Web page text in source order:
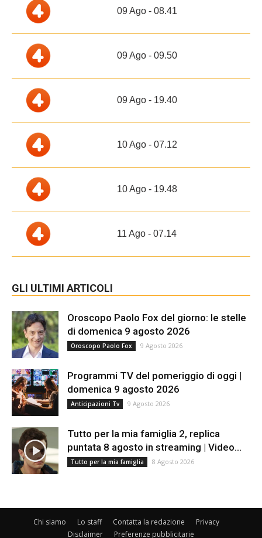
09 Ago - 08.41
09 Ago - 09.50
09 Ago - 19.40
10 Ago - 07.12
10 Ago - 19.48
11 Ago - 07.14
GLI ULTIMI ARTICOLI
Oroscopo Paolo Fox del giorno: le stelle
di domenica 9 agosto 2026
Oroscopo Paolo Fox 9 Agosto 2026
Programmi TV del pomeriggio di oggi |
domenica 9 agosto 2026
Anticipazioni Tv 9 Agosto 2026
Tutto per la mia famiglia 2, replica
puntata 8 agosto in streaming | Video...
Tutto per la mia famiglia 8 Agosto 2026
Chi siamo Lo staff Contatta la redazione
Privacy
Disclaimer
Preferenze pubblicitarie